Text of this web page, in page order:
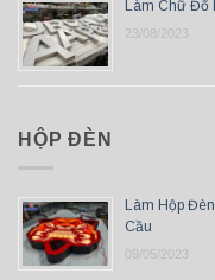
Làm Chữ Đổ
23/08/2023
HỘP ĐÈN
Làm Hộp
Cầu
09/05/2023